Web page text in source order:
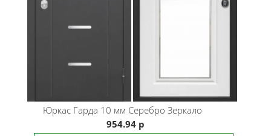
Юркас Гарда 10 мм Серебро Зеркало
954.94 р